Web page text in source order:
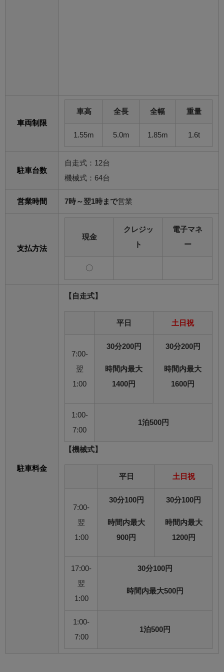
車両制限
車高 全長 全幅 重量
1.55m 5.0m 1.85m 1.6t
駐車台数
自走式：12台
機械式：64台
営業時間 7時～翌1時まで営業
支払方法
現金
クレジッ
ト
電子マネ
ー
〇
駐車料金
【自走式】
平日 土日祝
7:00-
翌
1:00
30分200円
時間内最大
1400円
30分200円
時間内最大
1600円
1:00-
7:00
1泊500円
【機械式】
平日 土日祝
7:00-
翌
1:00
30分100円
時間内最大
900円
30分100円
時間内最大
1200円
17:00-
翌
1:00
30分100円
時間内最大500円
1:00-
7:00
1泊500円